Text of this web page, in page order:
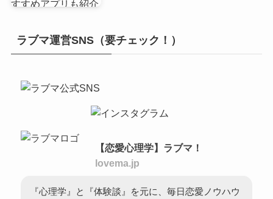
ラブマ運営SNS（要チェック！）
【恋愛心理学】ラブマ！
lovema.jp
『心理学』と『体験談』を元に、毎日恋愛ノウハウ